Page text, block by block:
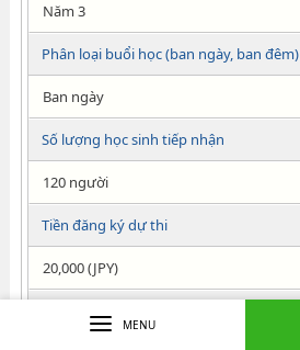
Năm 3
Phân loại buổi học (ban ngày, ban đêm)
Ban ngày
Số lượng học sinh tiếp nhận
120 người
Tiền đăng ký dự thi
20,000 (JPY)
MENU